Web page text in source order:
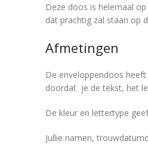
Deze doos is helemaal
dat prachtig zal staan op
Afmetingen
De enveloppendoos
doordat je de tekst, het
De kleur en lettertype
Jullie namen,